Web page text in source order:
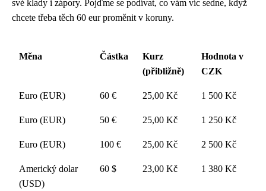
své klady i zápory. Pojďme se podívat, co vám víc sedne, když
chcete třeba těch 60 eur proměnit v koruny.
Měna Částka
Kurz
(přibližně)
Hodnota v
CZK
Euro (EUR) 60 € 25,00 Kč 1 500 Kč
Euro (EUR) 50 € 25,00 Kč 1 250 Kč
Euro (EUR) 100 € 25,00 Kč 2 500 Kč
Americký dolar
(USD)
60 $ 23,00 Kč 1 380 Kč